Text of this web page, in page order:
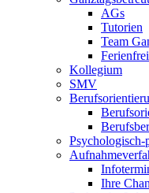
AGs
Tutorien
Team
Kollegium
SMV
Psychologisch-
Ihre